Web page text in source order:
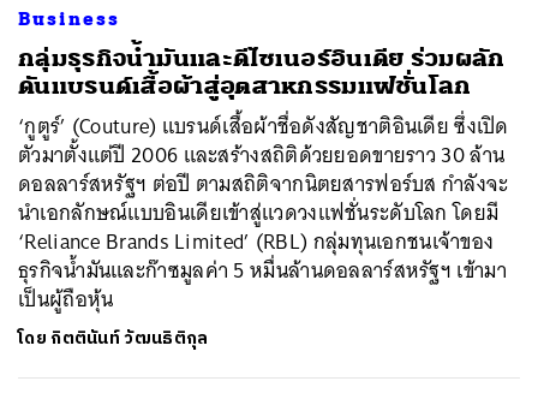
Business
กลุ่มธุรกิจน้ำมันและดีไซเนอร์อินเดีย ร่วมผลัก
ดันแบรนด์เสื้อผ้าสู่อุตสาหกรรมแฟชั่นโลก
‘กูตูร์’ (Couture) แบรนด์เสื้อผ้าชื่อดังสัญชาติอินเดีย ซึ่งเปิด
ตัวมาตั้งแต่ปี 2006 และสร้างสถิติด้วยยอดขายราว 30 ล้าน
ดอลลาร์สหรัฐฯ ต่อปี ตามสถิติจากนิตยสารฟอร์บส กำลังจะ
นำเอกลักษณ์แบบอินเดียเข้าสู่แวดวงแฟชั่นระดับโลก โดยมี
‘Reliance Brands Limited’ (RBL) กลุ่มทุนเอกชนเจ้าของ
ธุรกิจน้ำมันและก๊าซมูลค่า 5 หมื่นล้านดอลลาร์สหรัฐฯ เข้ามา
เป็นผู้ถือหุ้น
โดย กิตตินันท์ วัฒนธิติกุล